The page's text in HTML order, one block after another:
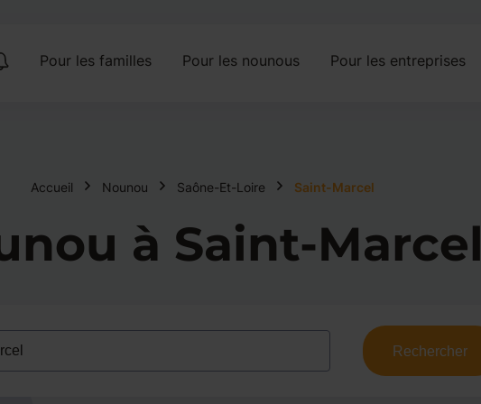
Pour les familles Pour les nounous Pour les entreprises
Accueil Nounou Saône-Et-Loire Saint-Marcel
à Saint-Marcel
Rechercher